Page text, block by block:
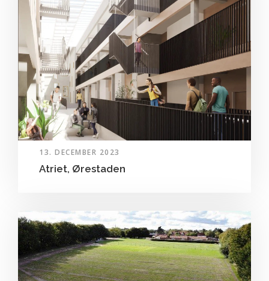
13. DECEMBER 2023
Atriet, Ørestaden